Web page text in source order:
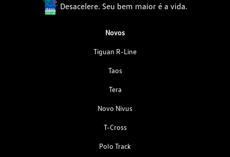
Desacelere. Seu bem maior é a vida.
Novos
Tiguan R-Line
Taos
Tera
Novo Nivus
T-Cross
Polo Track